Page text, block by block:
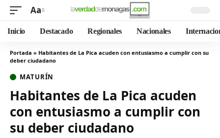
Aa
Inicio Destacado Regionales Nacionales
Portada » Habitantes de La Pica acuden con entusiasmo a cumplir con su
deber ciudadano
MATURÍN
Habitantes de La Pica acuden
con entusiasmo a cumplir con
su deber ciudadano